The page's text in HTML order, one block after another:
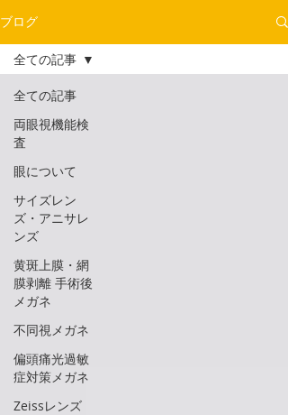
ブログ
全ての記事
両眼視機能検
査
眼について
サイズレン
ズ・アニサレ
ンズ
黄斑上膜・網
膜剥離 手術後
メガネ
不同視メガネ
偏頭痛光過敏
症対策メガネ
Zeissレンズ
全ての記事